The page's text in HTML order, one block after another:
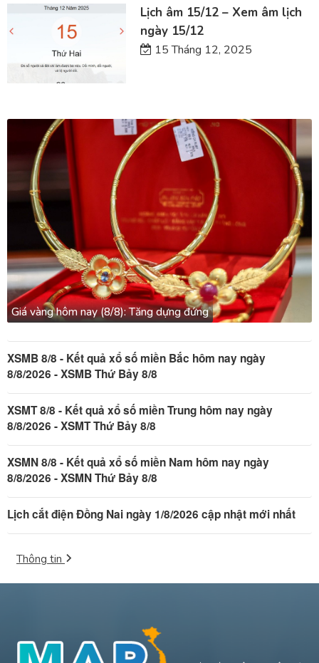
Lịch âm 15/12 – Xem âm lịch
ngày 15/12
15 Tháng 12, 2025
Giá vàng hôm nay (8/8): Tăng dựng đứng
XSMB 8/8 - Kết quả xổ số miền Bắc hôm nay ngày
8/8/2026 - XSMB Thứ Bảy 8/8
XSMT 8/8 - Kết quả xổ số miền Trung hôm nay ngày
8/8/2026 - XSMT Thứ Bảy 8/8
XSMN 8/8 - Kết quả xổ số miền Nam hôm nay ngày
8/8/2026 - XSMN Thứ Bảy 8/8
Lịch cắt điện Đồng Nai ngày 1/8/2026 cập nhật mới nhất
Thông tin